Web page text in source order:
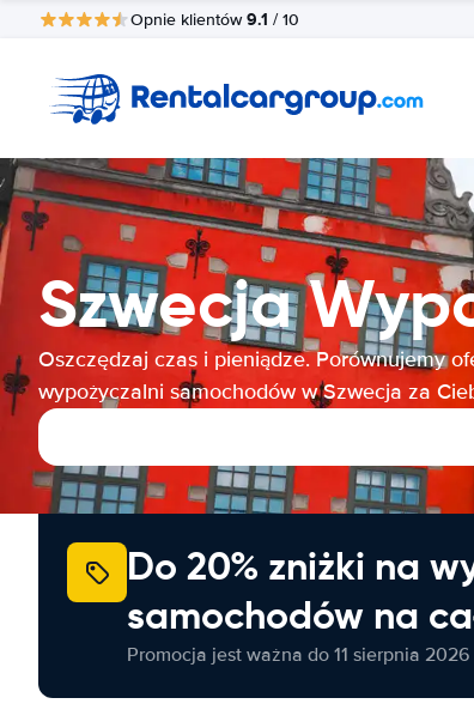
Opnie klientów9.1 / 10
Szwecja
Oszczędzaj czas i pieniądze. Porównujemy
wypożyczalni samochodów w Szwecja za
Do 20% zniżki na
samochodów na
Promocja jest ważna do 11 sierpnia